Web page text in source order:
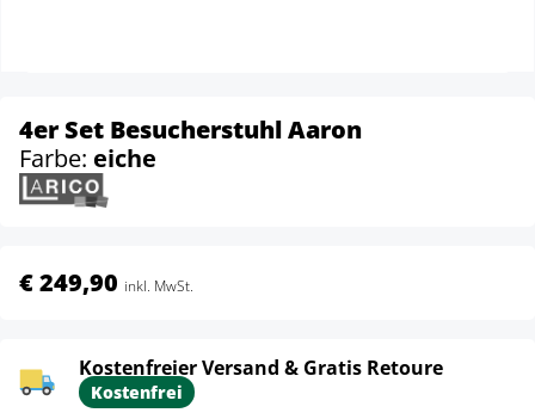
4er Set Besucherstuhl Aaron
Farbe: eiche
€ 249,90 inkl. MwSt.
Kostenfreier Versand & Gratis Retoure
Kostenfrei